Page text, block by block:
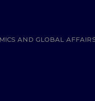
AND GLOBAL